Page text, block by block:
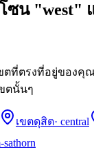
ซน "west"
ตที่ตรงที่อยู่ของ
ตนั้นๆ
เขตดุสิต· central
sathorn